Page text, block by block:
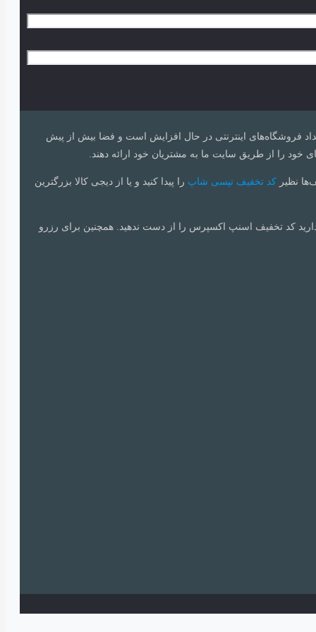
فروشگاه‌های اینترنتی در حال افزایش است و فضا بیش از پیش
را از طریق سایت ما به مشتریان خود ارائه دهند.
نظیر کد تخفیف تپسی شاپ را پیدا کنید و یا از دیجی کالا بزرگترین
کد تخفیف اسنپ اکسپرس را از دست ندهید. همچنین برای رزرو